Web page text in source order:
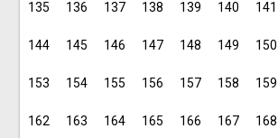
135 136 137 138 139 140 141
144 145 146 147 148 149 150
153 154 155 156 157 158 159
162 163 164 165 166 167 168